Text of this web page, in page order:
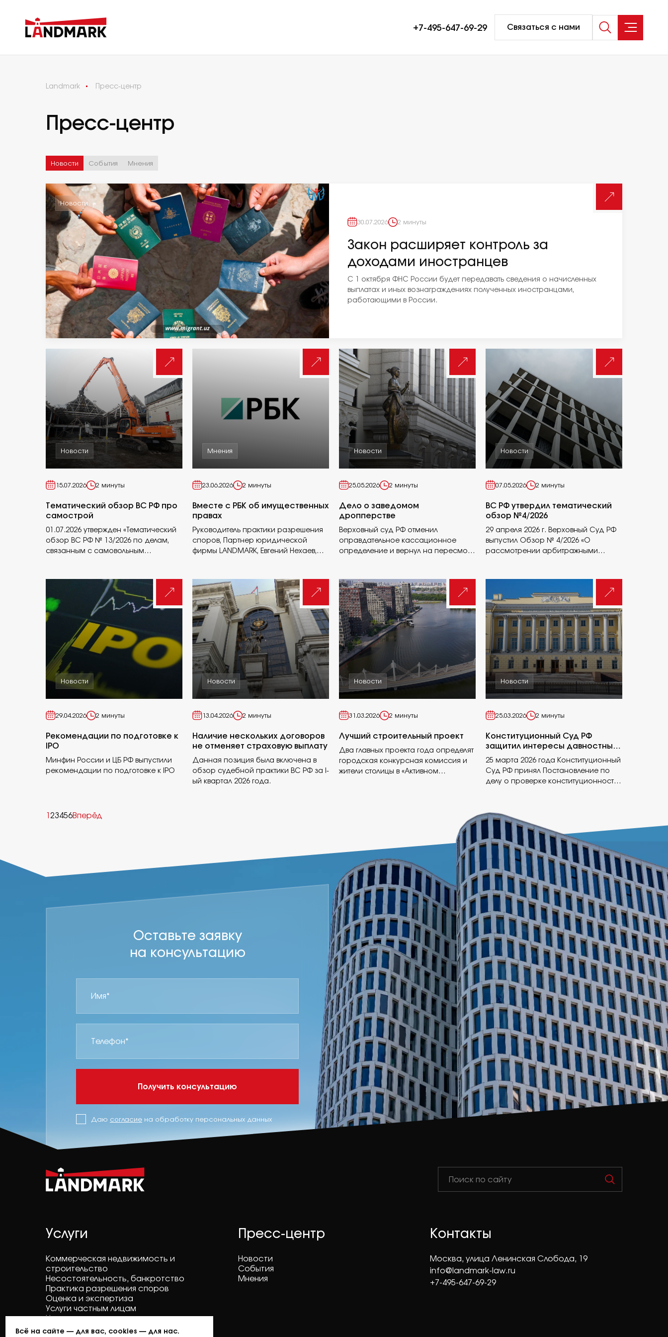
+7-495-647-69-29 Связаться с нами
Landmark Пресс-центр
Пресс-центр
Новости События Мнения
Новости
30.07.2026 2 минуты
Закон расширяет контроль за
доходами иностранцев
С 1 октября ФНС России будет передавать сведения о начисленных
выплатах и иных вознаграждениях полученных иностранцами,
работающими в России.
Новости
15.07.2026 2 минуты
Тематический обзор ВС РФ про
самострой
01.07.2026 утвержден «Тематический
обзор ВС РФ № 13/2026 по делам,
связанным с самовольным
Мнения
23.06.2026 2 минуты
Вместе с РБК об имущественных
правах
Руководитель практики разрешения
споров, Партнер юридической
фирмы LANDMARK, Евгений Нехаев,
виды бывают и как их защитить.
Новости
25.05.2026 2 минуты
Дело о заведомом
дропперстве
Верховный суд РФ отменил
оправдательное кассационное
определение и вернул на пересмотр
Новости
07.05.2026 2 минуты
ВС РФ утвердил тематический
обзор №4/2026
29 апреля 2026 г. Верховный Суд РФ
выпустил Обзор № 4/2026 «О
рассмотрении арбитражными
организаций»
Новости
29.04.2026 2 минуты
Рекомендации по подготовке к
IPO
Минфин России и ЦБ РФ выпустили
рекомендации по подготовке к IPO
Новости
13.04.2026 2 минуты
Наличие нескольких договоров
не отменяет страховую выплату
Данная позиция была включена в
обзор судебной практики ВС РФ за I-
ый квартал 2026 года.
Новости
31.03.2026 2 минуты
Лучший строительный проект
Два главных проекта года определят
городская конкурсная комиссия и
жители столицы в «Активном
Новости
25.03.2026 2 минуты
Конституционный Суд РФ
защитил интересы давностных
владельцев
25 марта 2026 года Конституционный
Суд РФ принял Постановление по
делу о проверке конституционности
123456Вперёд
Оставьте заявку
на консультацию
Получить консультацию
Даю согласие на обработку персональных данных
Услуги
Коммерческая недвижимость и
строительство
Несостоятельность, банкротство
Практика разрешения споров
Оценка и экспертиза
Услуги частным лицам
Налоговая практика
Пресс-центр
Новости
События
Мнения
Контакты
Москва, улица Ленинская Слобода, 19
info@landmark-law.ru
+7-495-647-69-29
Всё на сайте — для вас, cookies — для нас.